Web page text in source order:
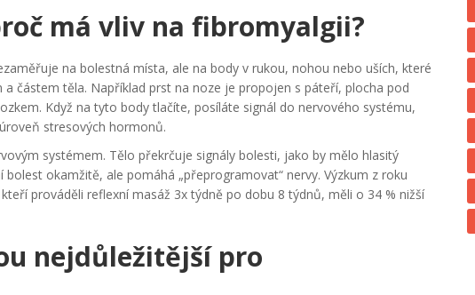
má vliv na fibromyalgii?
na bolestná místa, ale na body v rukou, nohou nebo uších, které
částem těla. Například prst na noze je propojen s páteří, plocha pod
Když na tyto body tlačíte, posíláte signál do nervového systému,
stresových hormonů.
systémem. Tělo překrčuje signály bolesti, jako by mělo hlasitý
okamžitě, ale pomáhá „přeprogramovat“ nervy. Výzkum z roku
prováděli reflexní masáž 3x týdně po dobu 8 týdnů, měli o 34 % nižší
nejdůležitější pro